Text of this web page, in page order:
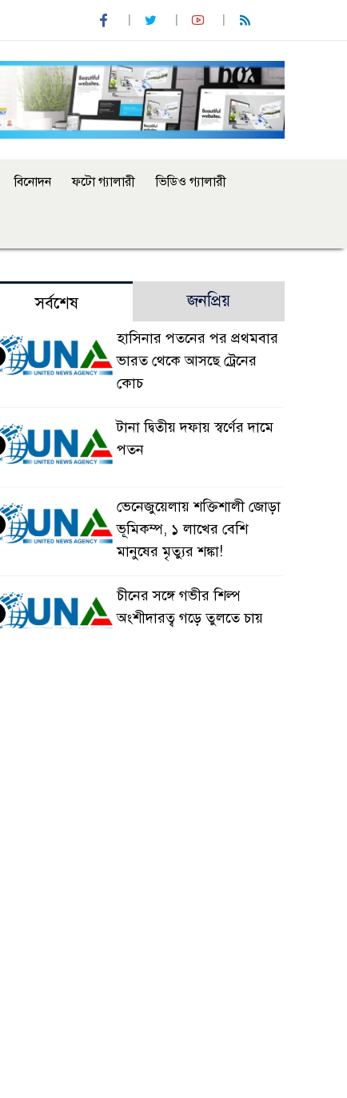
বিনোদন ফটো গ্যালারী ভিডিও গ্যালারী
সর্বশেষ জনপ্রিয়
হাসিনার পতনের পর প্রথমবার
ভারত থেকে আসছে ট্রেনের
কোচ
টানা দ্বিতীয় দফায় স্বর্ণের দামে
পতন
ভেনেজুয়েলায় শক্তিশালী জোড়া
ভূমিকম্প, ১ লাখের বেশি
মানুষের মৃত্যুর শঙ্কা!
চীনের সঙ্গে গভীর শিল্প
অংশীদারত্ব গড়ে তুলতে চায়